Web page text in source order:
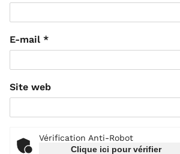
E-mail *
Site web
Vérification Anti-Robot
Clique ici pour vérifier